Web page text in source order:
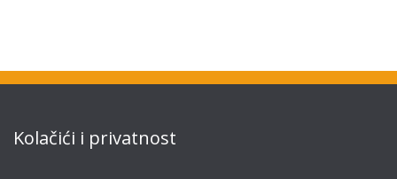
Kolačići i privatnost